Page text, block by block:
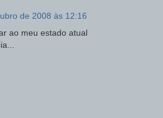
de 2008 às 12:16
ao meu estado atual